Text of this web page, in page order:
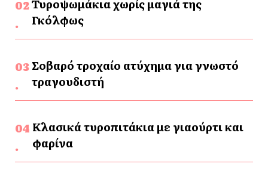
Τυροψωμάκια χωρίς μαγιά της
Γκόλφως
Σοβαρό τροχαίο ατύχημα για γνωστό
τραγουδιστή
Κλασικά τυροπιτάκια με γιαούρτι και
φαρίνα